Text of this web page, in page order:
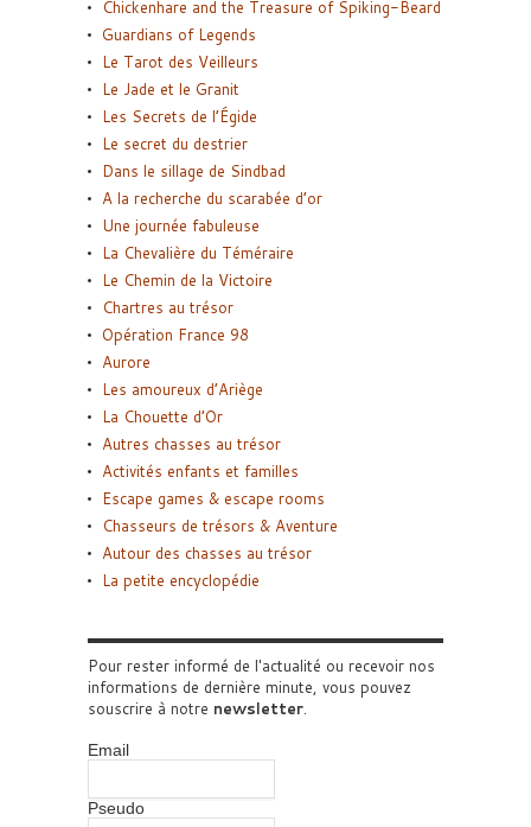
Chickenhare and the Treasure of Spiking-Beard
Guardians of Legends
Le Tarot des Veilleurs
Le Jade et le Granit
Les Secrets de l’Égide
Le secret du destrier
Dans le sillage de Sindbad
A la recherche du scarabée d’or
Une journée fabuleuse
La Chevalière du Téméraire
Le Chemin de la Victoire
Chartres au trésor
Opération France 98
Aurore
Les amoureux d’Ariège
La Chouette d’Or
Autres chasses au trésor
Activités enfants et familles
Escape games & escape rooms
Chasseurs de trésors & Aventure
Autour des chasses au trésor
La petite encyclopédie
Pour rester informé de l'actualité ou recevoir nos
informations de dernière minute, vous pouvez
souscrire à notre newsletter.
Email
Pseudo